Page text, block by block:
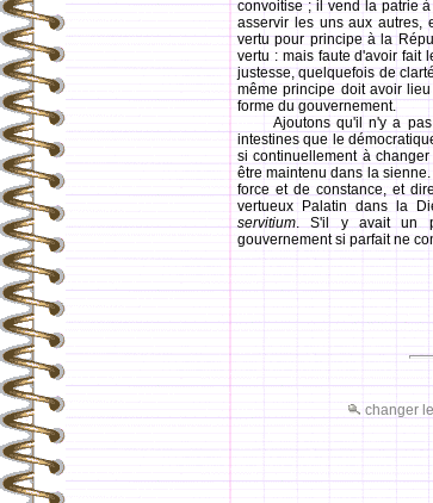
convoitise ; il vend la patrie
asservir les uns aux autres,
vertu pour principe à la
vertu : mais faute d'avoir fait
justesse, quelquefois de
même principe doit avoir
forme du gouvernement.
Ajoutons qu'il n'y a pas
intestines que le
si continuellement à
être maintenu dans la
force et de constance, et
vertueux Palatin dans la
servitium. S'il y avait un
gouvernement si parfait ne
changer